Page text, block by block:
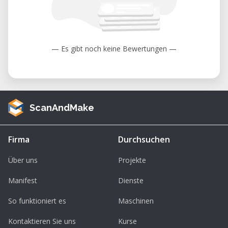
— Es gibt noch keine Bewertungen —
ScanAndMake
Firma
Über uns
Manifest
So funktioniert es
Kontaktieren Sie uns
Durchsuchen
Projekte
Dienste
Maschinen
Kurse